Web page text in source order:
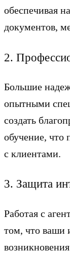
обеспечивая
документов,
2.
Большие
опытными
создать
обучение, что
с клиентами.
3. Защита
Работая с
том, что ваши